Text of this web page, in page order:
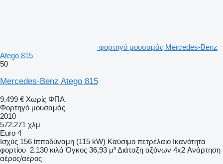
φορτηγό μουσαμάς Mercedes-Benz
Atego 815
50
Mercedes-Benz Atego 815
9.499 € Χωρίς ΦΠΑ
Φορτηγό μουσαμάς
2010
572.271 χλμ
Euro 4
Ισχύς 156 ίπποδύναμη (115 kW) Καύσιμο πετρέλαιο Ικανότητα
φορτίου 2.130 κιλά Όγκος 36,93 μ³Διάταξη αξόνων 4x2 Ανάρτηση
αέρος/αέρος